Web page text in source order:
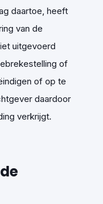
daartoe, heeft
van de
uitgevoerd
of
of op te
daardoor
verkrijgt.
de